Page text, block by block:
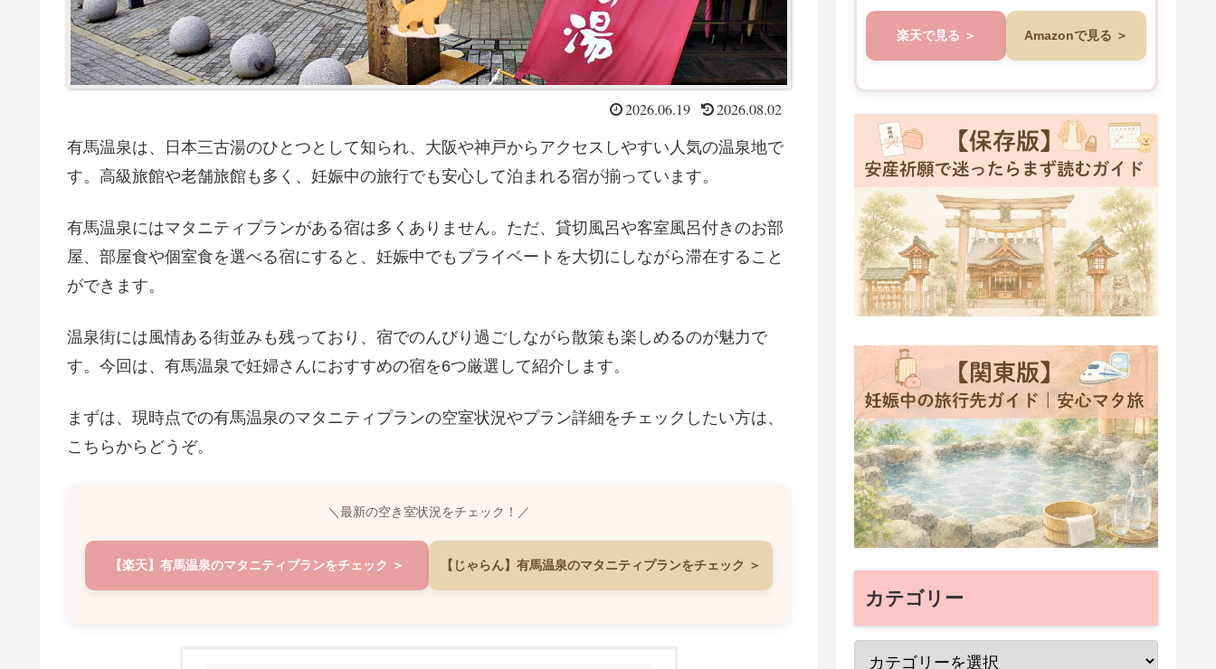
2026.06.19 2026.08.02
有馬温泉は、日本三古湯のひとつとして知られ、大阪や神戸からアクセスしやすい人気の温泉地で
す。高級旅館や老舗旅館も多く、妊娠中の旅行でも安心して泊まれる宿が揃っています。
有馬温泉にはマタニティプランがある宿は多くありません。ただ、貸切風呂や客室風呂付きのお部
屋、部屋食や個室食を選べる宿にすると、妊娠中でもプライベートを大切にしながら滞在すること
ができます。
温泉街には風情ある街並みも残っており、宿でのんびり過ごしながら散策も楽しめるのが魅力で
す。今回は、有馬温泉で妊婦さんにおすすめの宿を6つ厳選して紹介します。
まずは、現時点での有馬温泉のマタニティプランの空室状況やプラン詳細をチェックしたい方は、
こちらからどうぞ。
＼最新の空き室状況をチェック！／
【楽天】有馬温泉のマタニティプランをチェック 【じゃらん】有馬温泉のマタニティプランをチェック
楽天で見る Amazonで見る
カテゴリー